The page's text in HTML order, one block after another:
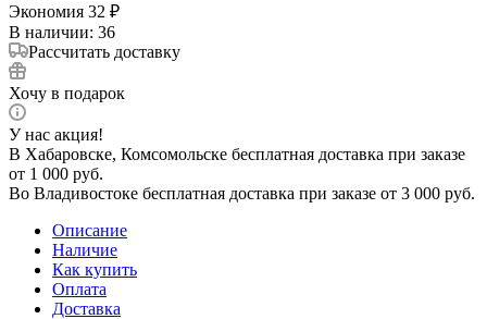
Экономия 32 ₽
В наличии: 36
Рассчитать доставку
Хочу в подарок
У нас акция!
В Хабаровске, Комсомольске бесплатная доставка при заказе
от 1 000 руб.
Во Владивостоке бесплатная доставка при заказе от 3 000 руб.
Описание
Наличие
Как купить
Оплата
Доставка